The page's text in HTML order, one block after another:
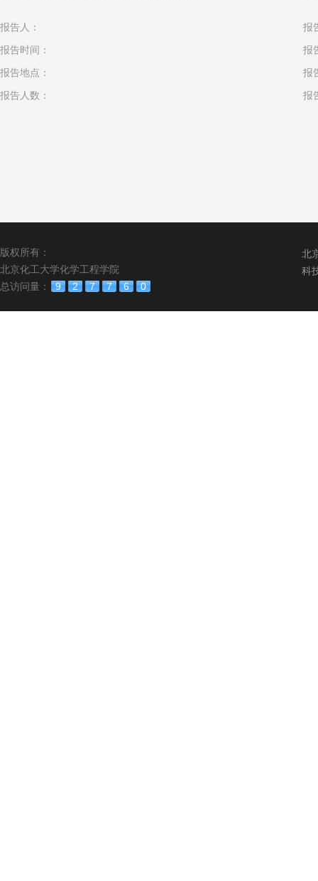
报告人：
报告时间：
报告地点：
报告人数：
报
报
报
报
版权所有：
北京化工大学化学工程学院
总访问量：
9 2 7 7 6 0
北
科